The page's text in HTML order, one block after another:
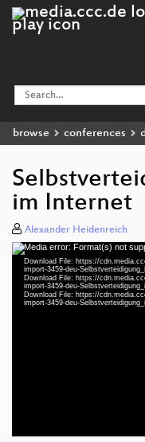
browse conferences
im Internet
Alexander Heidenreich
Video
Player
Media error: Format(s) not
Download File: https://
import-3459-deu-
Download File: https://
import-3459-deu-
Download File: https://
import-3459-deu-